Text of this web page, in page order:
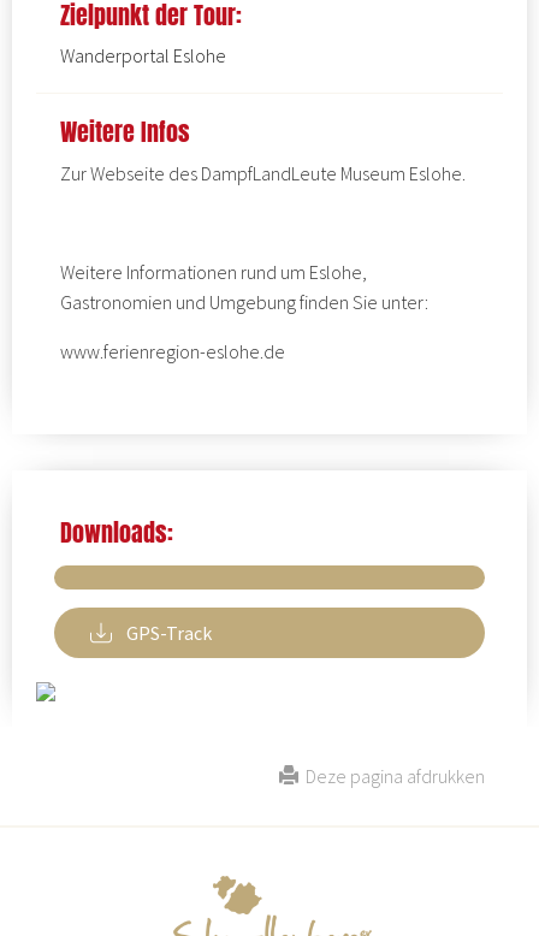
Zielpunkt der Tour:
Wanderportal Eslohe
Weitere Infos
Zur Webseite des DampfLandLeute Museum Eslohe.
Weitere Informationen rund um Eslohe,
Gastronomien und Umgebung finden Sie unter:
www.ferienregion-eslohe.de
Downloads:
GPS-Track
Deze pagina afdrukken